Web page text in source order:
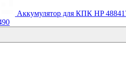
Аккумулятор для КПК HP